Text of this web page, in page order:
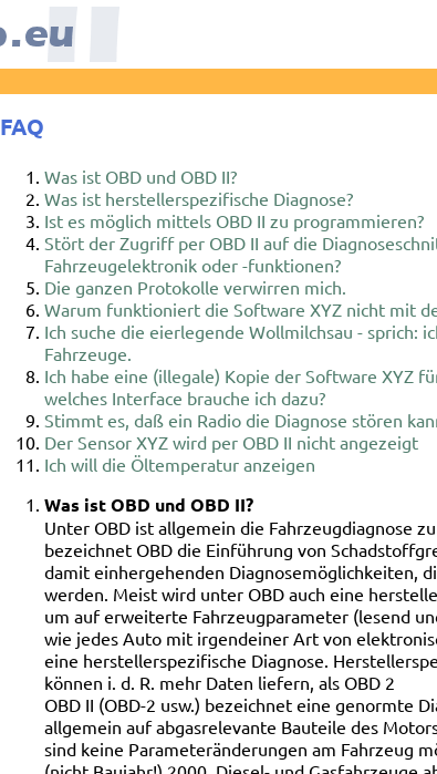
FAQ
Was ist OBD und OBD II?
Was ist herstellerspezifische Diagnose?
Ist es möglich mittels OBD II zu programmieren?
Stört der Zugriff per OBD II auf die
Fahrzeugelektronik oder -funktionen?
Die ganzen Protokolle verwirren mich.
Warum funktioniert die Software XYZ nicht mit
Ich suche die eierlegende Wollmilchsau - sprich:
Fahrzeuge.
Ich habe eine (illegale) Kopie der Software XYZ
welches Interface brauche ich dazu?
Stimmt es, daß ein Radio die Diagnose stören
Der Sensor XYZ wird per OBD II nicht angezeigt
Ich will die Öltemperatur anzeigen
Was ist OBD und OBD II?
Unter OBD ist allgemein die Fahrzeugdiagnose
bezeichnet OBD die Einführung von
damit einhergehenden Diagnosemöglichkeiten,
werden. Meist wird unter OBD auch eine
um auf erweiterte Fahrzeugparameter (lesend
wie jedes Auto mit irgendeiner Art von
eine herstellerspezifische Diagnose.
können i. d. R. mehr Daten liefern, als OBD 2
OBD II (OBD-2 usw.) bezeichnet eine genormte
allgemein auf abgasrelevante Bauteile des
sind keine Parameteränderungen am Fahrzeug